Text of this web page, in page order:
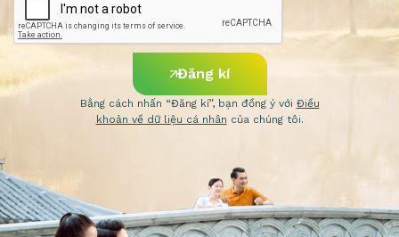
Bằng cách nhấn “Đăng kí”, bạn đồng ý với Điều
khoản về dữ liệu cá nhân của chúng tôi.
Đăng kí